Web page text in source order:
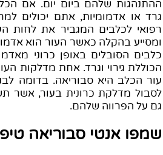
שלהם ביום יום. אם
או אדמומיות, אתם יכולים
לכלבים המגביר את לחות
בהקלה כאשר העור הוא
הסובלים באופן כרוני
גירוי וגרד. אחת מדלקות
הכלב היא סבוריאה. בדומה
מדלקת כרונית בעור, אשר
על הפרווה שלהם.
אנטי סבוריאה